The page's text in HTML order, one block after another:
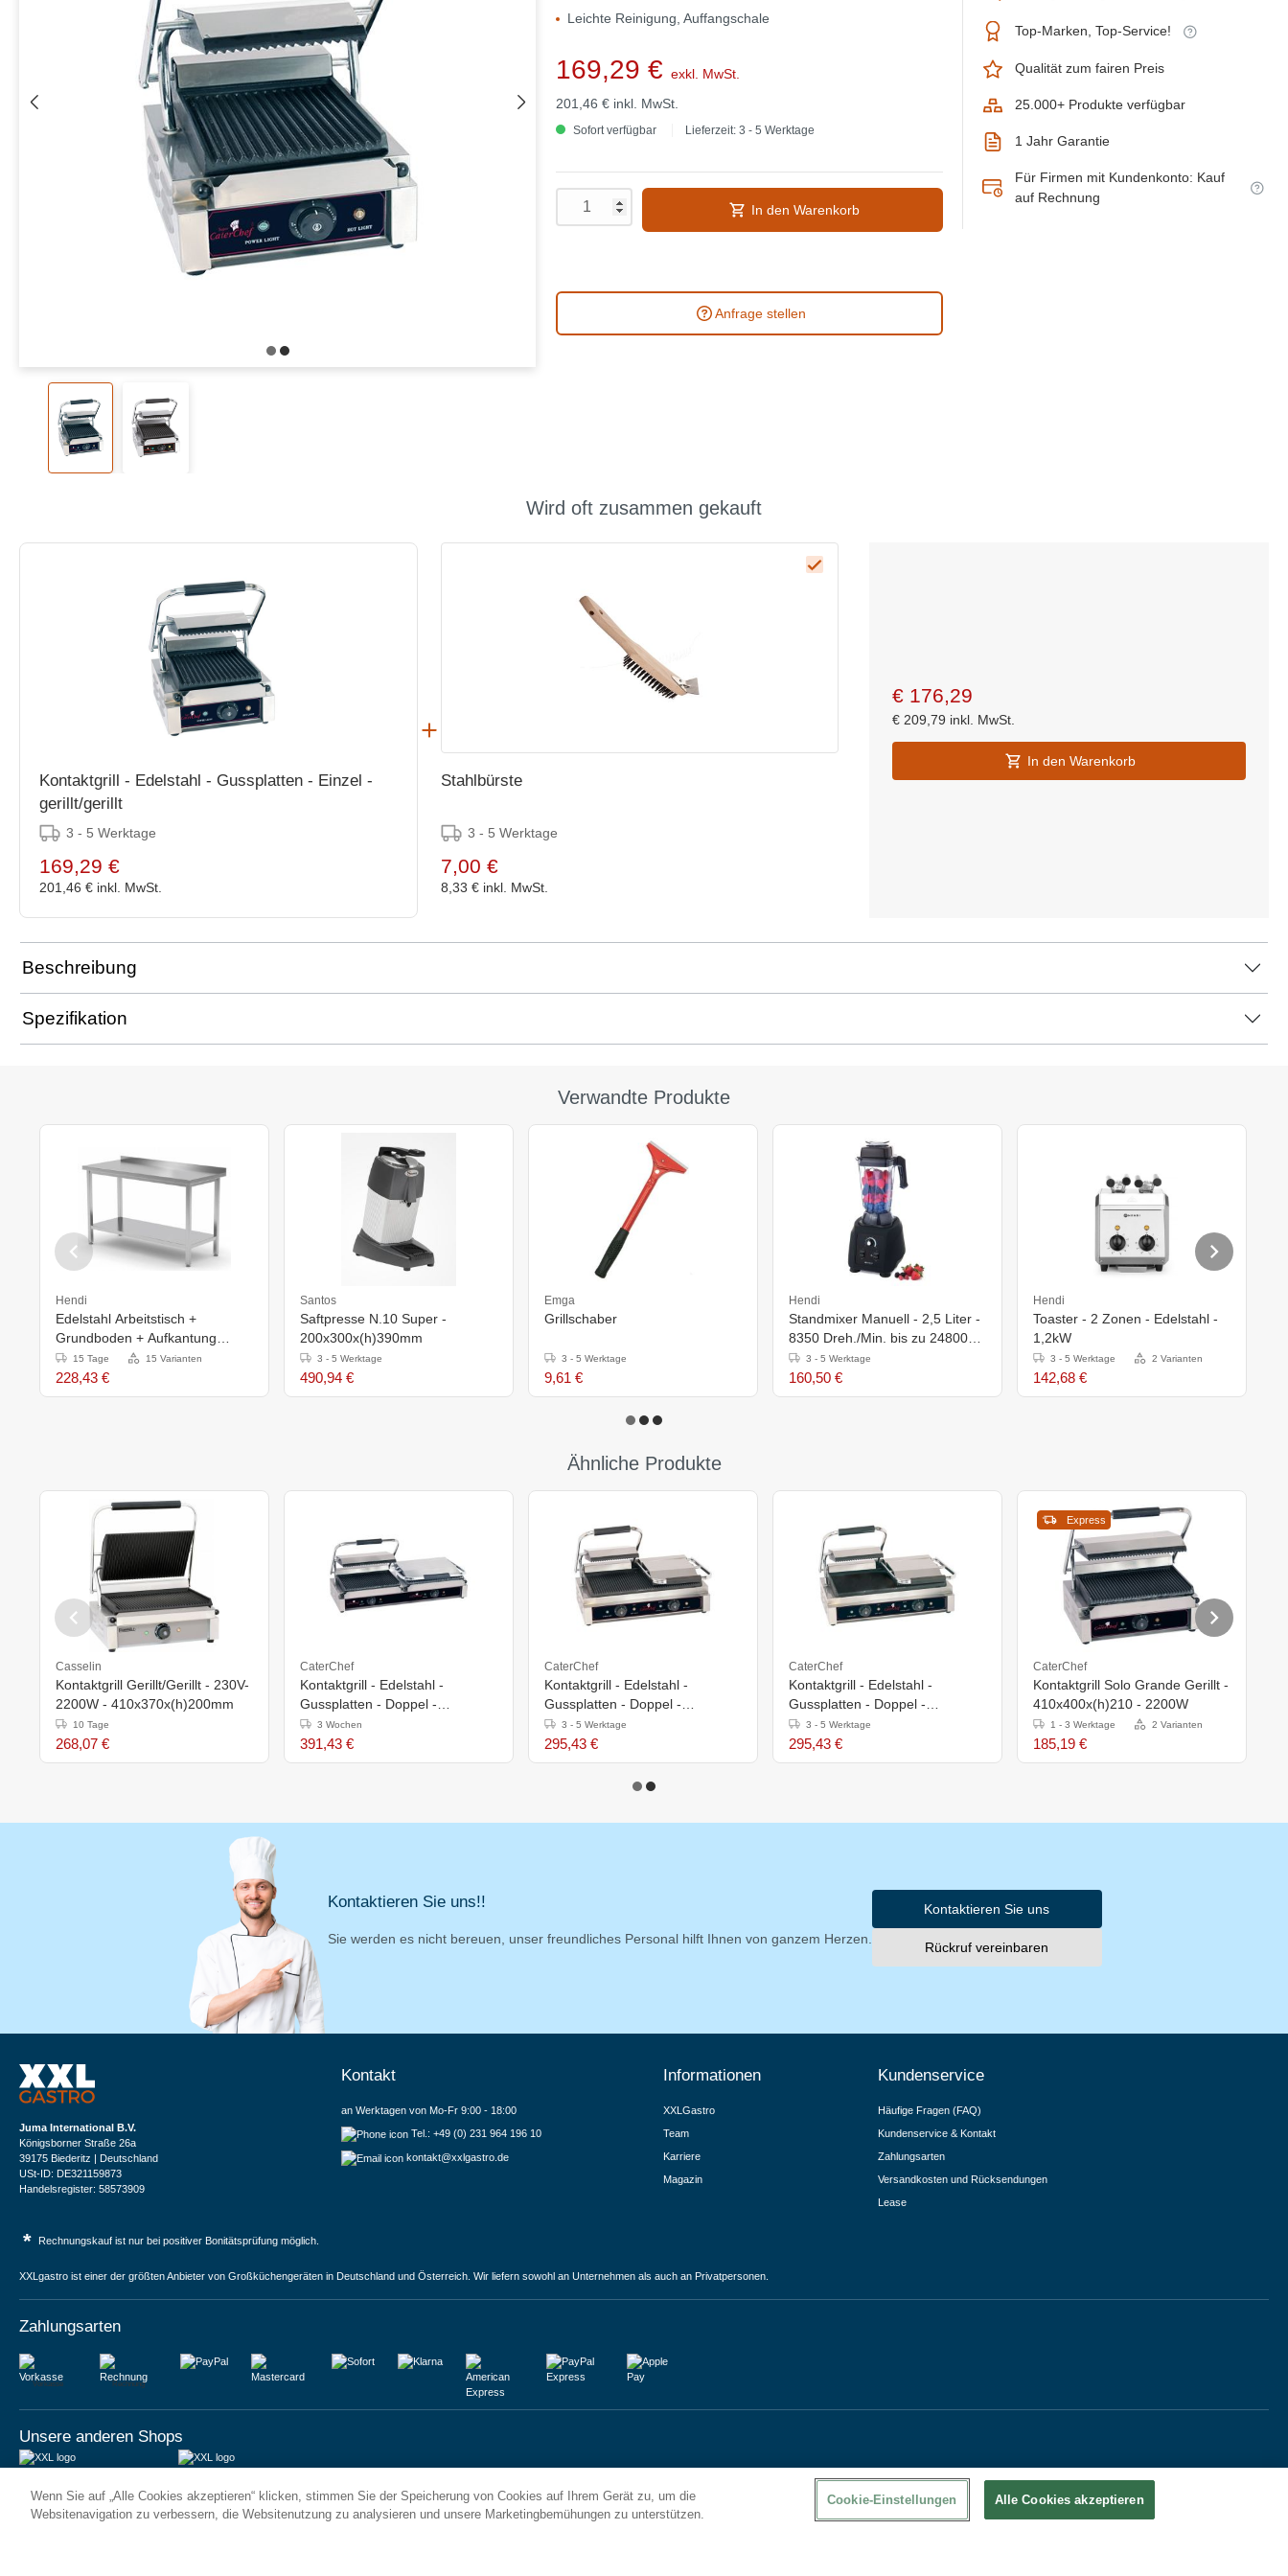
Leichte Reinigung, Auffangschale
169,29 € exkl. MwSt.
201,46 € inkl. MwSt.
Sofort verfügbar Lieferzeit: 3 - 5 Werktage
In den Warenkorb
Anfrage stellen
Top-Marken, Top-Service!
Qualität zum fairen Preis
25.000+ Produkte verfügbar
1 Jahr Garantie
Für Firmen mit Kundenkonto: Kauf
auf Rechnung
Wird oft zusammen gekauft
Kontaktgrill - Edelstahl - Gussplatten - Einzel -
gerillt/gerillt
3 - 5 Werktage
169,29 €
201,46 € inkl. MwSt.
Stahlbürste
3 - 5 Werktage
7,00 €
8,33 € inkl. MwSt.
€ 176,29
€ 209,79 inkl. MwSt.
In den Warenkorb
Beschreibung
Spezifikation
Verwandte Produkte
Hendi
Edelstahl Arbeitstisch +
Grundboden + Aufkantung
400x600x(H)885mm
15 Tage 15 Varianten
228,43 €
Santos
Saftpresse N.10 Super -
200x300x(h)390mm
3 - 5 Werktage
490,94 €
Emga
Grillschaber
3 - 5 Werktage
9,61 €
Hendi
Standmixer Manuell - 2,5 Liter -
8350 Dreh./Min. bis zu 24800
U/Min.3 - 5 Werktage
160,50 €
Hendi
Toaster - 2 Zonen - Edelstahl -
1,2kW
3 - 5 Werktage 2 Varianten
142,68 €
Ähnliche Produkte
Casselin
Kontaktgrill Gerillt/Gerillt - 230V-
2200W - 410x370x(h)200mm
10 Tage
268,07 €
CaterChef
Kontaktgrill - Edelstahl -
Gussplatten - Doppel -
3 Wochen
391,43 €
CaterChef
Kontaktgrill - Edelstahl -
Gussplatten - Doppel -
gerillt/gerillt
3 - 5 Werktage
295,43 €
CaterChef
Kontaktgrill - Edelstahl -
Gussplatten - Doppel -
glatt/gerillt
3 - 5 Werktage
295,43 €
Express
CaterChef
Kontaktgrill Solo Grande Gerillt -
410x400x(h)210 - 2200W
1 - 3 Werktage 2 Varianten
185,19 €
Kontaktieren Sie uns!!
Sie werden es nicht bereuen, unser freundliches Personal hilft Ihnen von ganzem Herzen.
Kontaktieren Sie uns
Rückruf vereinbaren
Juma International B.V.
Königsborner Straße 26a
39175 Biederitz | Deutschland
USt-ID: DE321159873
Handelsregister: 58573909
Kontakt
an Werktagen von Mo-Fr 9:00 - 18:00
Tel.: +49 (0) 231 964 196 10
kontakt@xxlgastro.de
Informationen
XXLGastro
Team
Karriere
Magazin
Kundenservice
Häufige Fragen (FAQ)
Kundenservice & Kontakt
Zahlungsarten
Versandkosten und Rücksendungen
Lease
* Rechnungskauf ist nur bei positiver Bonitätsprüfung möglich.
XXLgastro ist einer der größten Anbieter von Großküchengeräten in Deutschland und Österreich. Wir liefern sowohl an Unternehmen als auch an Privatpersonen.
Zahlungsarten
Vorkasse Rechnung
Unsere anderen Shops
6 Rue des Bateliers
92110 Clichy | France
Vrijheidweg 34
1521RR Wormerveer | Nederland
Wenn Sie auf „Alle Cookies akzeptieren“ klicken, stimmen Sie der Speicherung von Cookies auf Ihrem Gerät zu, um die
Websitenavigation zu verbessern, die Websitenutzung zu analysieren und unsere Marketingbemühungen zu unterstützen.
Cookie-Einstellungen Alle Cookies akzeptieren